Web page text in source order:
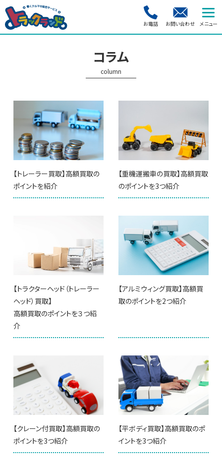
お電話 お問い合わせ
コラム
column
【トレーラー買取】高額買取の
ポイントを紹介
【重機運搬車の買取】高額買取
のポイントを3つ紹介
【トラクターヘッド（トレーラー
ヘッド）買取】
高額買取のポイントを３つ紹
介
【アルミウィング買取】高額買
取のポイントを2つ紹介
【クレーン付買取】高額買取の
ポイントを3つ紹介
【平ボディ買取】高額買取のポ
イントを3つ紹介